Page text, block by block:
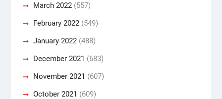
March 2022(557)
February 2022(549)
January 2022(488)
December 2021 (683)
November 2021 (607)
October 2021 (609)